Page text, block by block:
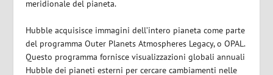
meridionale del pianeta.
Hubble acquisisce immagini dell’intero pianeta come parte
del programma Outer Planets Atmospheres Legacy, o OPAL.
Questo programma fornisce visualizzazioni globali annuali
Hubble dei pianeti esterni per cercare cambiamenti nelle